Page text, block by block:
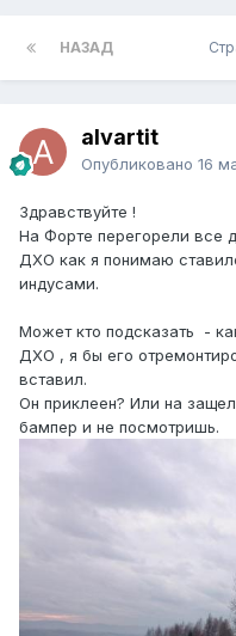
НАЗАД
alvartit
Опубликовано 16
Здравствуйте !
На Форте перегорели все
ДХО как я понимаю
индусами.
Может кто подсказать -
ДХО , я бы его
вставил.
Он приклеен? Или на
бампер и не посмотришь.